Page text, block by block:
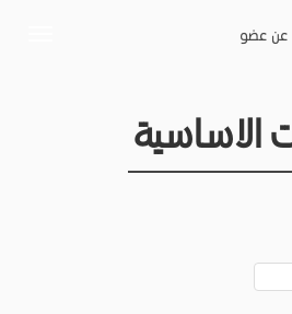
عن عضو
الاساسية